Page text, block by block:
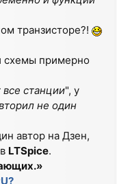
транзисторе?!
схемы примерно
все станции", у
не один
автор на Дзен,
LTSpice.